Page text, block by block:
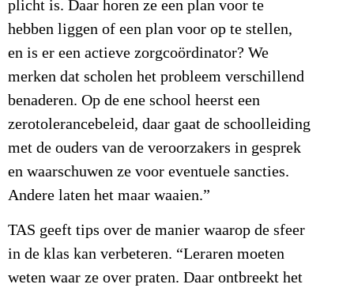
plicht is. Daar horen ze een plan voor te
hebben liggen of een plan voor op te stellen,
en is er een actieve zorgcoördinator? We
merken dat scholen het probleem verschillend
benaderen. Op de ene school heerst een
zerotolerancebeleid, daar gaat de schoolleiding
met de ouders van de veroorzakers in gesprek
en waarschuwen ze voor eventuele sancties.
Andere laten het maar waaien.”
TAS geeft tips over de manier waarop de sfeer
in de klas kan verbeteren. “Leraren moeten
weten waar ze over praten. Daar ontbreekt het